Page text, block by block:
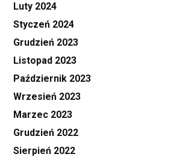
Luty 2024
Styczeń 2024
Grudzień 2023
Listopad 2023
Październik 2023
Wrzesień 2023
Marzec 2023
Grudzień 2022
Sierpień 2022